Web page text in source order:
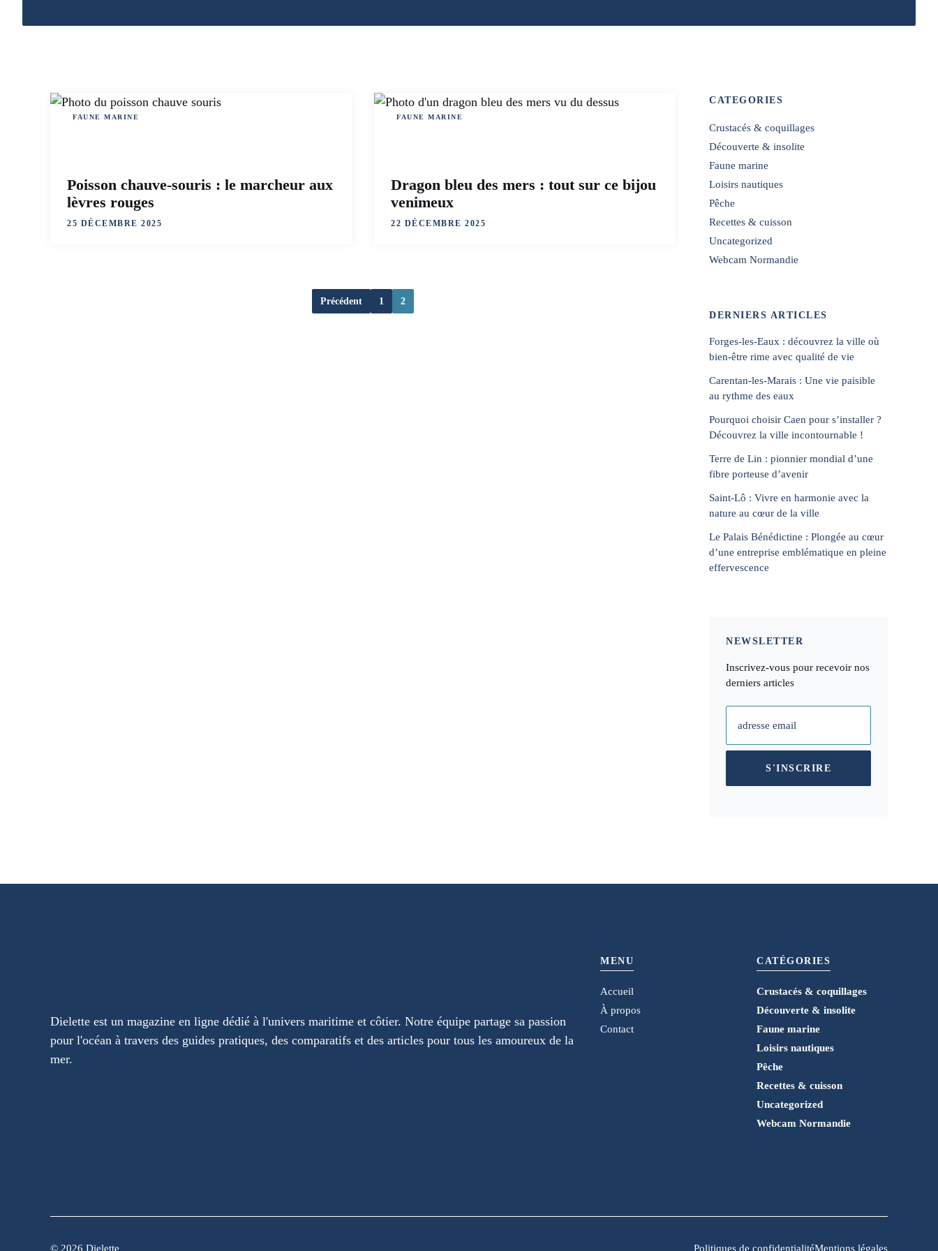
FAUNE MARINE
Poisson chauve-souris : le marcheur aux
lèvres rouges
25 DÉCEMBRE 2025
FAUNE MARINE
Dragon bleu des mers : tout sur ce bijou
venimeux
22 DÉCEMBRE 2025
Précédent 1 2
CATEGORIES
Crustacés & coquillages
Découverte & insolite
Faune marine
Loisirs nautiques
Pêche
Recettes & cuisson
Uncategorized
Webcam Normandie
DERNIERS ARTICLES
Forges-les-Eaux : découvrez la ville où
bien-être rime avec qualité de vie
Carentan-les-Marais : Une vie paisible
au rythme des eaux
Pourquoi choisir Caen pour s’installer ?
Découvrez la ville incontournable !
Terre de Lin : pionnier mondial d’une
fibre porteuse d’avenir
Saint-Lô : Vivre en harmonie avec la
nature au cœur de la ville
Le Palais Bénédictine : Plongée au cœur
d’une entreprise emblématique en pleine
effervescence
NEWSLETTER
Inscrivez-vous pour recevoir nos
derniers articles
adresse email
S'INSCRIRE
Dielette est un magazine en ligne dédié à l'univers maritime et côtier. Notre équipe partage sa passion
pour l'océan à travers des guides pratiques, des comparatifs et des articles pour tous les amoureux de la
mer.
MENU
Accueil
À propos
Contact
CATÉGORIES
Crustacés & coquillages
Découverte & insolite
Faune marine
Loisirs nautiques
Pêche
Recettes & cuisson
Uncategorized
Webcam Normandie
© 2026 Dielette Politiques de confidentialitéMentions légales